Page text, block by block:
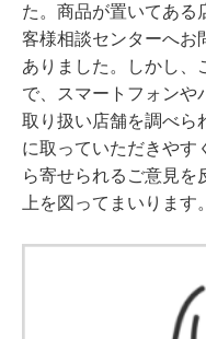
た。商品が置いてある
客様相談センターへお
ありました。しかし、
で、スマートフォンや
取り扱い店舗を調べら
に取っていただきやす
ら寄せられるご意見を
上を図ってまいります。